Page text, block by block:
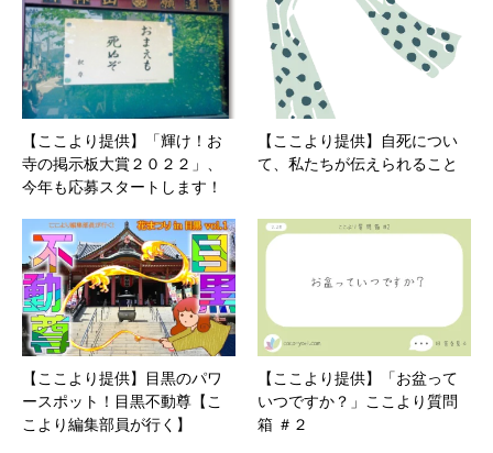
【ここより提供】「輝け！お
寺の掲示板大賞２０２２」、
今年も応募スタートします！
【ここより提供】自死につい
て、私たちが伝えられること
【ここより提供】目黒のパワ
ースポット！目黒不動尊【こ
こより編集部員が行く】
【ここより提供】「お盆って
いつですか？」ここより質問
箱 ＃２